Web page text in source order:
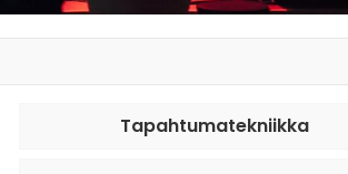
Tapahtumatekniikka